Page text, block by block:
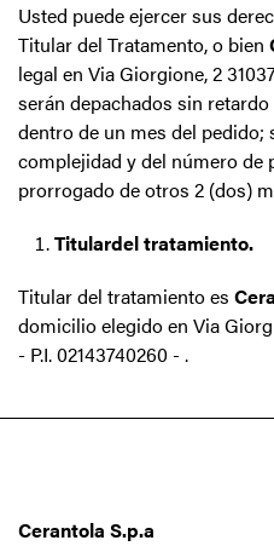
Usted puede ejercer sus
Titular del Tratamento, o bien
legal en Via Giorgione, 2
serán depachados sin
dentro de un mes del
complejidad y del número de
prorrogado de otros 2 (dos)
Titulardel tratamiento.
Titular del tratamiento es
domicilio elegido en Via
- P.I. 02143740260 - .
Cerantola S.p.a